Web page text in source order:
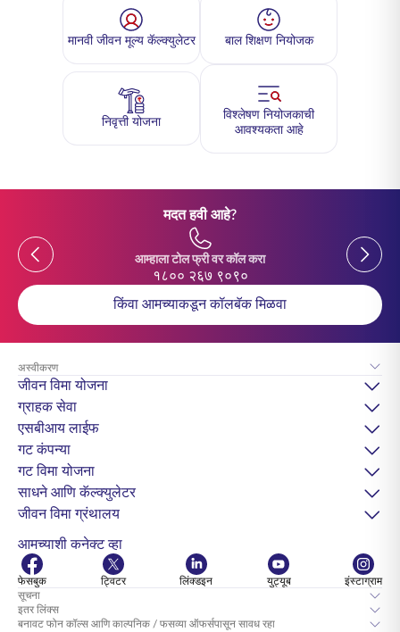
मानवी जीवन मूल्य कॅल्क्युलेटर बाल शिक्षण नियोजक
निवृत्ती योजना
विश्लेषण नियोजकाची
आवश्यकता आहे
मदत हवी आहे?
Previous
आम्हाला टोल फ्री वर कॉल करा
१८०० २६७ ९०९०
Previous
किंवा आमच्याकडून कॉलबॅक मिळवा
अस्वीकरण
जीवन विमा योजना
ग्राहक सेवा
एसबीआय लाईफ
गट कंपन्या
गट विमा योजना
साधने आणि कॅल्क्युलेटर
जीवन विमा ग्रंथालय
आमच्याशी कनेक्ट व्हा
फेसबुक ट्विटर लिंक्डइन युट्यूब
इंस्टाग्राम
सूचना
इतर लिंक्स
बनावट फोन कॉल्स आणि काल्पनिक / फसव्या ऑफर्सपासून सावध रहा